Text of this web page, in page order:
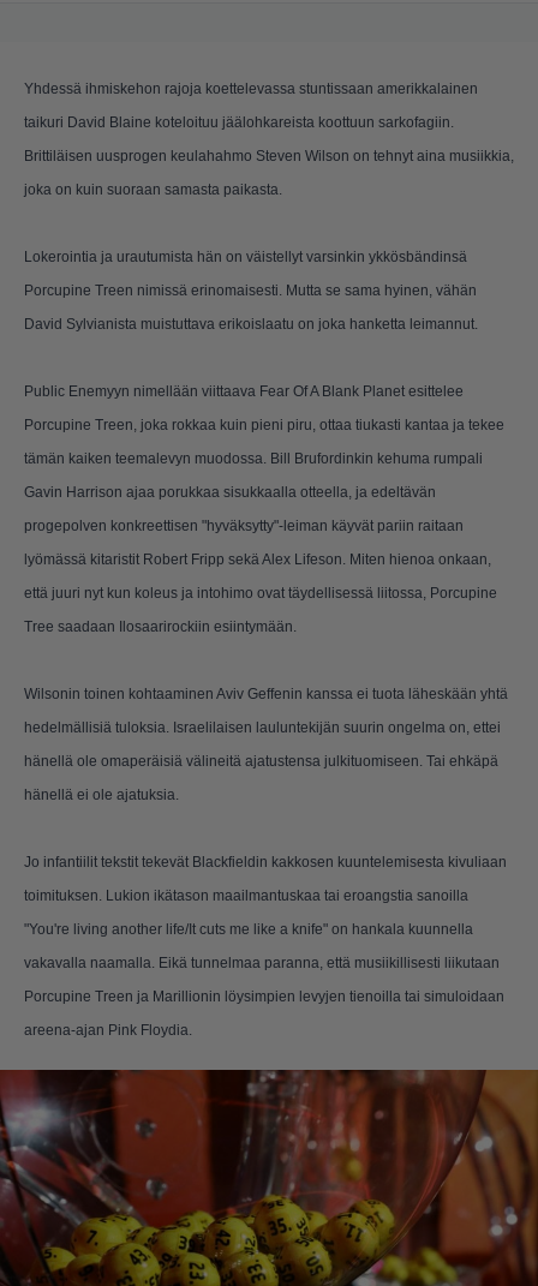
Yhdessä ihmiskehon rajoja koettelevassa stuntissaan amerikkalainen
taikuri David Blaine koteloituu jäälohkareista koottuun sarkofagiin.
Brittiläisen uusprogen keulahahmo Steven Wilson on tehnyt aina musiikkia,
joka on kuin suoraan samasta paikasta.
Lokerointia ja urautumista hän on väistellyt varsinkin ykkösbändinsä
Porcupine Treen nimissä erinomaisesti. Mutta se sama hyinen, vähän
David Sylvianista muistuttava erikoislaatu on joka hanketta leimannut.
Public Enemyyn nimellään viittaava Fear Of A Blank Planet esittelee
Porcupine Treen, joka rokkaa kuin pieni piru, ottaa tiukasti kantaa ja tekee
tämän kaiken teemalevyn muodossa. Bill Brufordinkin kehuma rumpali
Gavin Harrison ajaa porukkaa sisukkaalla otteella, ja edeltävän
progepolven konkreettisen "hyväksytty"-leiman käyvät pariin raitaan
lyömässä kitaristit Robert Fripp sekä Alex Lifeson. Miten hienoa onkaan,
että juuri nyt kun koleus ja intohimo ovat täydellisessä liitossa, Porcupine
Tree saadaan Ilosaarirockiin esiintymään.
Wilsonin toinen kohtaaminen Aviv Geffenin kanssa ei tuota läheskään yhtä
hedelmällisiä tuloksia. Israelilaisen lauluntekijän suurin ongelma on, ettei
hänellä ole omaperäisiä välineitä ajatustensa julkituomiseen. Tai ehkäpä
hänellä ei ole ajatuksia.
Jo infantiilit tekstit tekevät Blackfieldin kakkosen kuuntelemisesta kivuliaan
toimituksen. Lukion ikätason maailmantuskaa tai eroangstia sanoilla
"You're living another life/It cuts me like a knife" on hankala kuunnella
vakavalla naamalla. Eikä tunnelmaa paranna, että musiikillisesti liikutaan
Porcupine Treen ja Marillionin löysimpien levyjen tienoilla tai simuloidaan
areena-ajan Pink Floydia.